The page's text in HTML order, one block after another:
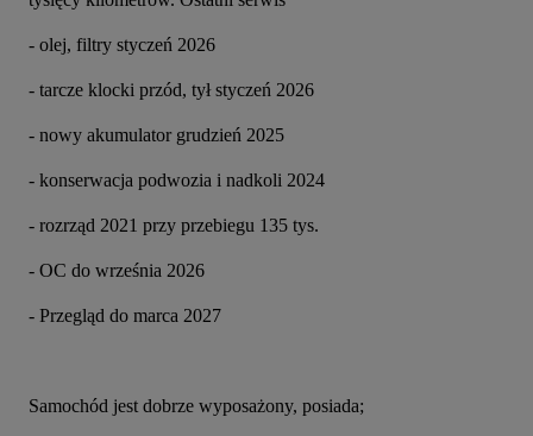
- olej, filtry styczeń 2026
- tarcze klocki przód, tył styczeń 2026
- nowy akumulator grudzień 2025
- konserwacja podwozia i nadkoli 2024
- rozrząd 2021 przy przebiegu 135 tys.
- OC do września 2026
- Przegląd do marca 2027
Samochód jest dobrze wyposażony, posiada;